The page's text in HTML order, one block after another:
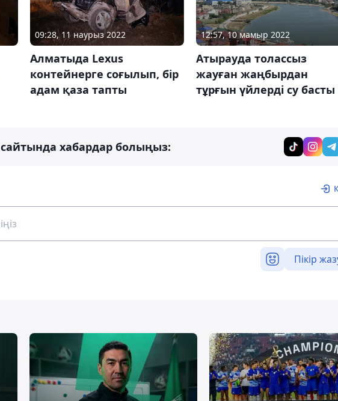
09:28, 11 наурыз 2022
Алматыда Lexus
контейнерге соғылып, бір
адам қаза тапты
12:57, 10 мамыр 2022
Атырауда толассыз
жауған жаңбырдан
тұрғын үйлерді су басты
хабардар болыңыз:
Пікір